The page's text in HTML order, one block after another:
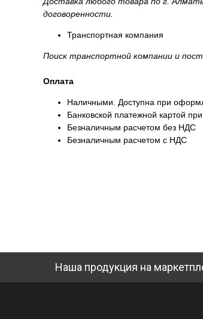
договоренности.
Транспортная компания
Поиск транспортной компании и
Оплата
Наличными. Доступна при
Банковской платежной картой
Безналичным расчетом без НДС
Безналичным расчетом с НДС
Наша продукция на